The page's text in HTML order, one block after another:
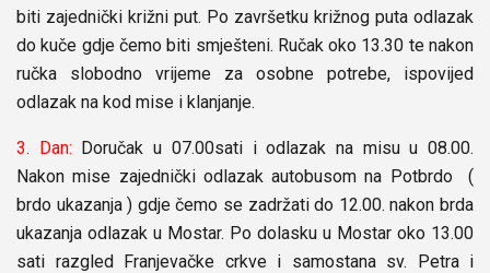
biti zajednički križni put. Po završetku križnog puta odlazak
do kuče gdje čemo biti smješteni. Ručak oko 13.30 te nakon
ručka slobodno vrijeme za osobne potrebe, ispovijed
odlazak na kod mise i klanjanje.
3. Dan: Doručak u 07.00sati i odlazak na misu u 08.00.
Nakon mise zajednički odlazak autobusom na Potbrdo (
brdo ukazanja ) gdje čemo se zadržati do 12.00. nakon brda
ukazanja odlazak u Mostar. Po dolasku u Mostar oko 13.00
sati razgled Franjevačke crkve i samostana sv. Petra i